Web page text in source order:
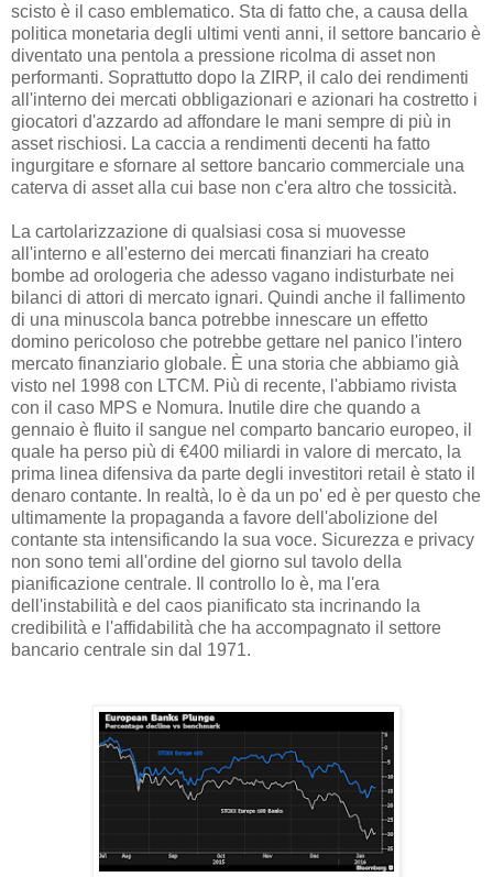
scisto è il caso emblematico. Sta di fatto che, a causa della
politica monetaria degli ultimi venti anni, il settore bancario è
diventato una pentola a pressione ricolma di asset non
performanti. Soprattutto dopo la ZIRP, il calo dei rendimenti
all'interno dei mercati obbligazionari e azionari ha costretto i
giocatori d'azzardo ad affondare le mani sempre di più in
asset rischiosi. La caccia a rendimenti decenti ha fatto
ingurgitare e sfornare al settore bancario commerciale una
caterva di asset alla cui base non c'era altro che tossicità.
La cartolarizzazione di qualsiasi cosa si muovesse
all'interno e all'esterno dei mercati finanziari ha creato
bombe ad orologeria che adesso vagano indisturbate nei
bilanci di attori di mercato ignari. Quindi anche il fallimento
di una minuscola banca potrebbe innescare un effetto
domino pericoloso che potrebbe gettare nel panico l'intero
mercato finanziario globale. È una storia che abbiamo già
visto nel 1998 con LTCM. Più di recente, l'abbiamo rivista
con il caso MPS e Nomura. Inutile dire che quando a
gennaio è fluito il sangue nel comparto bancario europeo, il
quale ha perso più di €400 miliardi in valore di mercato, la
prima linea difensiva da parte degli investitori retail è stato il
denaro contante. In realtà, lo è da un po' ed è per questo che
ultimamente la propaganda a favore dell'abolizione del
contante sta intensificando la sua voce. Sicurezza e privacy
non sono temi all'ordine del giorno sul tavolo della
pianificazione centrale. Il controllo lo è, ma l'era
dell'instabilità e del caos pianificato sta incrinando la
credibilità e l'affidabilità che ha accompagnato il settore
bancario centrale sin dal 1971.